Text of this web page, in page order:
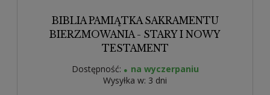
BIBLIA PAMIĄTKA SAKRAMENTU
BIERZMOWANIA - STARY I NOWY
TESTAMENT
Dostępność:
na wyczerpaniu
Wysyłka w: 3 dni